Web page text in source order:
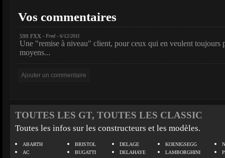
Vos commentaires
599 FXX - Fred - 6/12/2011
Une "remise à niveau" client, pour ceux qui en veulent toujours
moyens...
TOUTES LES GT, TOUTES LES CLASSIC
Toutes les infos sur les constructeurs et les modèles.
ABARTH
AC
BRISTOL
BUGATTI
DELAGE
DELAHAYE
KOENIGSEGG
LAMBORGHINI